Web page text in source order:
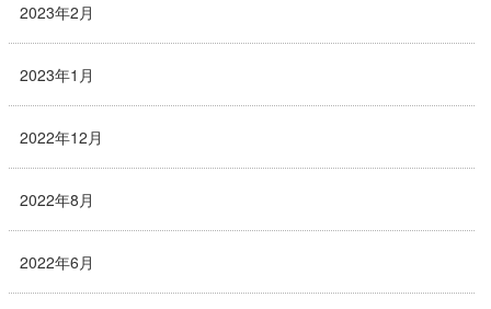
2023年2月
2023年1月
2022年12月
2022年8月
2022年6月